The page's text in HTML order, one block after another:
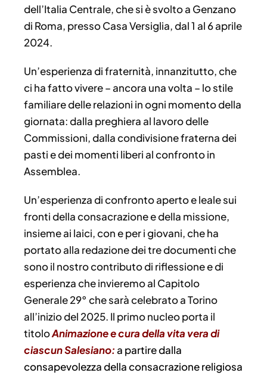
dell’Italia Centrale, che si è svolto a Genzano
di Roma, presso Casa Versiglia, dal 1 al 6 aprile
2024.
Un’esperienza di fraternità, innanzitutto, che
ci ha fatto vivere – ancora una volta – lo stile
familiare delle relazioni in ogni momento della
giornata: dalla preghiera al lavoro delle
Commissioni, dalla condivisione fraterna dei
pasti e dei momenti liberi al confronto in
Assemblea.
Un’esperienza di confronto aperto e leale sui
fronti della consacrazione e della missione,
insieme ai laici, con e per i giovani, che ha
portato alla redazione dei tre documenti che
sono il nostro contributo di riflessione e di
esperienza che invieremo al Capitolo
Generale 29° che sarà celebrato a Torino
all’inizio del 2025. Il primo nucleo porta il
titoloAnimazione e cura della vita vera di
ciascun Salesiano:a partire dalla
consapevolezza della consacrazione religiosa